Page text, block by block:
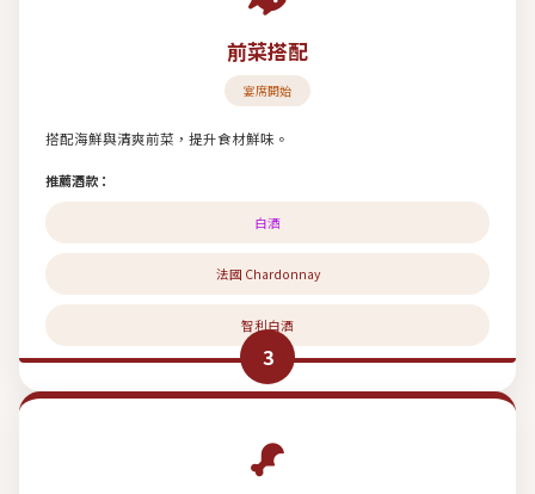
前菜搭配
宴席開始
搭配海鮮與清爽前菜，提升食材鮮味。
推薦酒款：
白酒
法國 Chardonnay
智利白酒
3